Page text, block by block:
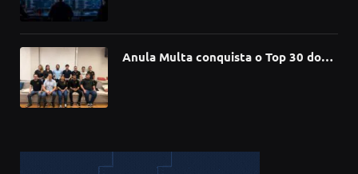
Anula Multa conquista o Top 30 do